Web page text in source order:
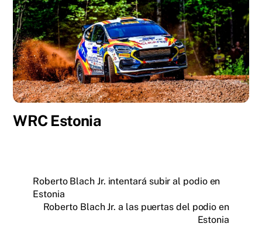
WRC Estonia
Roberto Blach Jr. intentará subir al podio en
Estonia
Roberto Blach Jr. a las puertas del podio en
Estonia